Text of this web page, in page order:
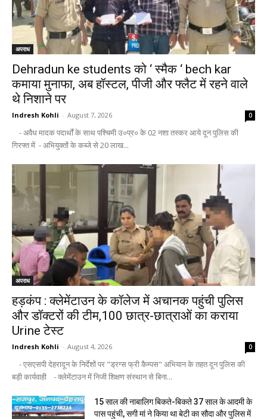
अपराध
Dehradun ke students को ‘ स्मैक ‘ bech kar
कमाया मुनाफा, अब हॉस्टल, पीजी और फ्लैट में रहने वाले
थे निशाने पर
Indresh Kohli - August 7, 2026 0
- अवैध मादक पदार्थों के साथ पश्चिमी उ०प्र० के 02 नशा तस्कर आये दून पुलिस की
गिरफ्त में - अभियुक्तों के कब्जे से 20 लाख...
अपराध
हड़कंप : क्लेमेंटाउन के कॉलेज में अचानक पहुंची पुलिस
और डॉक्टरों की टीम,100 छात्र-छात्राओं का कराया
Urine टेस्ट
Indresh Kohli - August 4, 2026 0
- एसएसपी देहरादून के निर्देशों पर "ड्रग्स फ्री कैम्पस" अभियान के तहत दून पुलिस की
बड़ी कार्यवाही - क्लेमेंटाउन में निजी शिक्षण संस्थान से बिना...
15 साल की नाबालिग बिकते-बिकते 37 साल के आदमी के
पास पहुंची, सगी मां ने किया था बेटी का सौदा और पुलिस में